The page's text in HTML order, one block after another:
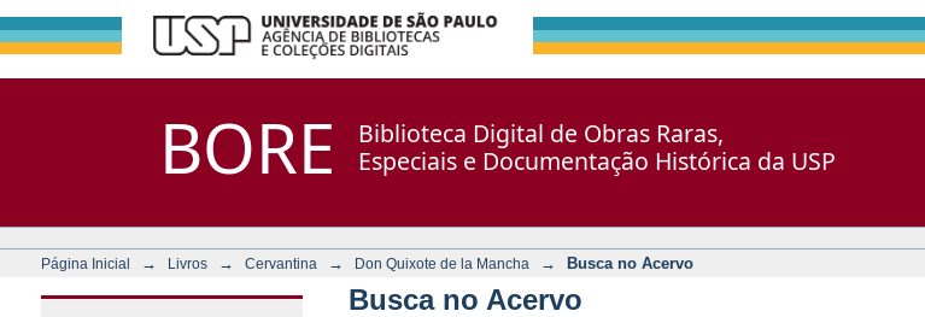
BORE
Biblioteca Digital de Obras Raras,
Especiais e Documentação Histórica da USP
Página Inicial → Livros → Cervantina → Don Quixote de la Mancha → Busca no Acervo
Busca no Acervo